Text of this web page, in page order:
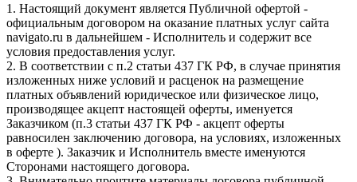
1. Настоящий документ является Публичной офертой -
официальным договором на оказание платных услуг сайта
navigato.ru в дальнейшем - Исполнитель и содержит все
условия предоставления услуг.
2. В соответствии с п.2 статьи 437 ГК РФ, в случае принятия
изложенных ниже условий и расценок на размещение
платных объявлений юридическое или физическое лицо,
производящее акцепт настоящей оферты, именуется
Заказчиком (п.3 статьи 437 ГК РФ - акцепт оферты
равносилен заключению договора, на условиях, изложенных
в оферте ). Заказчик и Исполнитель вместе именуются
Сторонами настоящего договора.